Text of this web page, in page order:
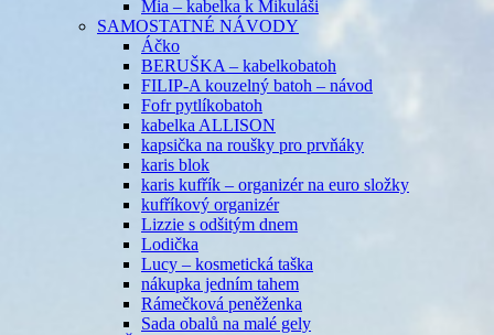
Mia – kabelka k Mikuláši
SAMOSTATNÉ NÁVODY
Áčko
BERUŠKA – kabelkobatoh
FILIP-A kouzelný batoh – návod
Fofr pytlíkobatoh
kabelka ALLISON
kapsička na roušky pro prvňáky
karis blok
karis kufřík – organizér na euro složky
kufříkový organizér
Lizzie s odšitým dnem
Lodička
Lucy – kosmetická taška
nákupka jedním tahem
Rámečková peněženka
Sada obalů na malé gely